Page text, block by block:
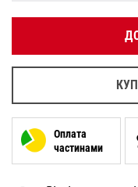
XS
L
XL
XXL
Написати у
Оплата
частинами